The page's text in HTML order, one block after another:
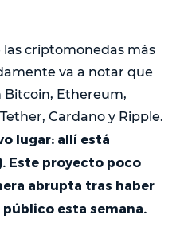
criptomonedas más
va a notar que
Bitcoin, Ethereum,
Cardano y Ripple.
lugar: allí está
Este proyecto poco
abrupta tras haber
esta semana.